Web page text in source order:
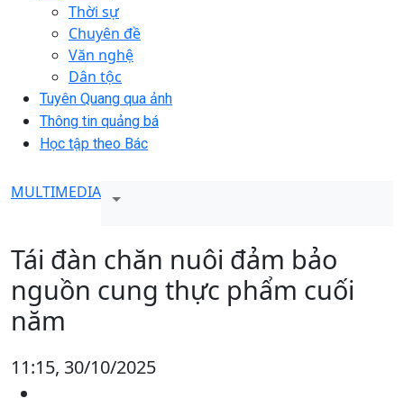
Thời sự
Chuyên đề
Văn nghệ
Dân tộc
Tuyên Quang qua ảnh
Thông tin quảng bá
Học tập theo Bác
MULTIMEDIA
Tái đàn chăn nuôi đảm bảo
nguồn cung thực phẩm cuối
năm
11:15, 30/10/2025